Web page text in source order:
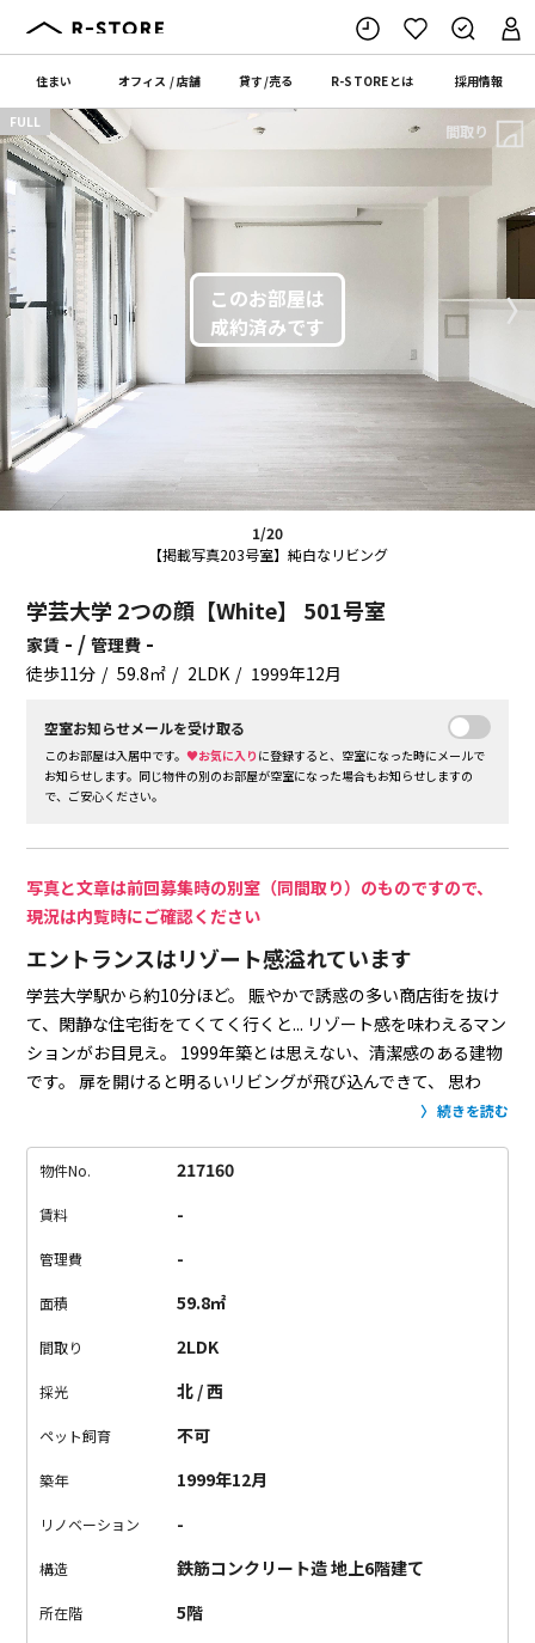
住まい オフィス /店舗 貸す/売る R-STOREとは 採用情報
1/20
【掲載写真203号室】純白なリビング
〈 〉
FULL 間取り
学芸大学 2つの顔【White】 501号室
家賃 - /管理費 -
徒歩11分 59.8㎡ 2LDK 1999年12月
空室お知らせメールを受け取る
このお部屋は入居中です。♥お気に入り に登録すると、空室になった時にメールで
お知らせします。同じ物件の別のお部屋が空室になった場合もお知らせしますの
で、ご安心ください。
写真と文章は前回募集時の別室（同間取り）のものですので、
現況は内覧時にご確認ください
エントランスはリゾート感溢れています
学芸大学駅から約10分ほど。
賑やかで誘惑の多い商店街を抜け
て、閑静な住宅街をてくてく行くと... リゾート感を味わえるマン
ションがお目見え。
1999年築とは思えない、清潔感のある建物
です。
扉を開けると明るいリビングが飛び込んできて、
思わ
リビングのお隣には和風のお部
す。対面式のキッチンなので、お料理しながらお子様も目で追
ていて、
それぞれスペースにゆとりがあります。
あるので、ファミリーの方に特にお勧めです。
続きを読む
物件No. 217160
賃料 -
管理費 -
面積 59.8㎡
間取り 2LDK
採光 北 / 西
ペット飼育 不可
築年 1999年12月
リノベーション -
構造 鉄筋コンクリート造 地上6階建て
所在階 5階